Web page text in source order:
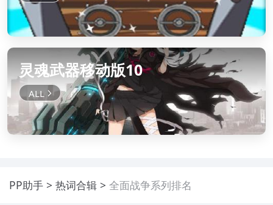
灵魂武器移动版10
PP助手 热词合辑 全面战争系列排名